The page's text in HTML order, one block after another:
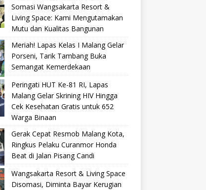
Somasi Wangsakarta Resort &
Living Space: Kami Mengutamakan
Mutu dan Kualitas Bangunan
Meriah! Lapas Kelas I Malang Gelar
Porseni, Tarik Tambang Buka
Semangat Kemerdekaan
Peringati HUT Ke-81 RI, Lapas
Malang Gelar Skrining HIV Hingga
Cek Kesehatan Gratis untuk 652
Warga Binaan
Gerak Cepat Resmob Malang Kota,
Ringkus Pelaku Curanmor Honda
Beat di Jalan Pisang Candi
Wangsakarta Resort & Living Space
Disomasi, Diminta Bayar Kerugian